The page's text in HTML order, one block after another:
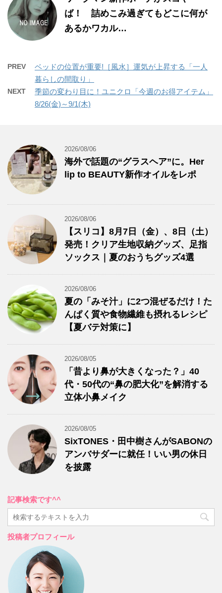
ば！ 詰めこみ過ぎてもどこに何が
あるかワカル…
PREV
ベッドの位置が重要!［風水］運気が上昇する「一人
暮らしの間取り」
NEXT
季節の変わり目に！ユニクロ「今週のお得アイテム」
8/26(金)～9/1(木)
2026/08/06
海外で話題の“グラスヘア”に。Her
lip to BEAUTY新作オイルをレポ
2026/08/06
【スリコ】8月7日（金）、8日（土）
発売！クリア生地収納グッズ、足指
ソックス｜夏のおうちグッズ4選
2026/08/06
夏の「みそ汁」に2つ混ぜるだけ！た
んぱく質や食物繊維も摂れるレシピ
【夏バテ対策に】
2026/08/05
「昔より鼻が大きくなった？」40
代・50代の“鼻の肥大化”を解消する
立体小鼻メイク
2026/08/05
SixTONES・田中樹さんがSABONの
アンバサダーに就任！いい男の休日
を披露
記事検索です^^
投稿者プロフィール